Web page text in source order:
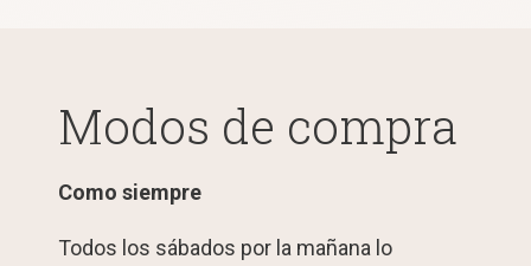
Modos de compra
Como siempre
Todos los sábados por la mañana lo